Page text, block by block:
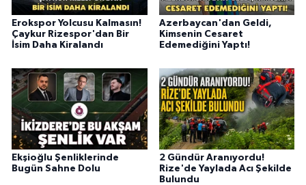
Erokspor Yolcusu Kalmasın!
Çaykur Rizespor'dan Bir
İsim Daha Kiralandı
Azerbaycan'dan Geldi,
Kimsenin Cesaret
Edemediğini Yaptı!
Ekşioğlu Şenliklerinde
Bugün Sahne Dolu
2 Gündür Aranıyordu!
Rize'de Yaylada Acı Şekilde
Bulundu